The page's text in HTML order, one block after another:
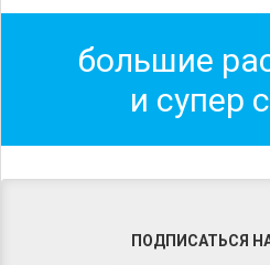
большие
и супер
ПОДПИСАТЬСЯ